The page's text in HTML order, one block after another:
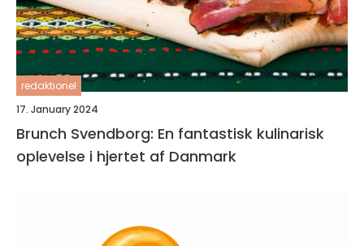
redaktionel
17. January 2024
Brunch Svendborg: En fantastisk kulinarisk
oplevelse i hjertet af Danmark